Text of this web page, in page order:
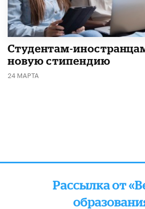
Студентам-
новую стипендию
24 МАРТА
Рассылка от